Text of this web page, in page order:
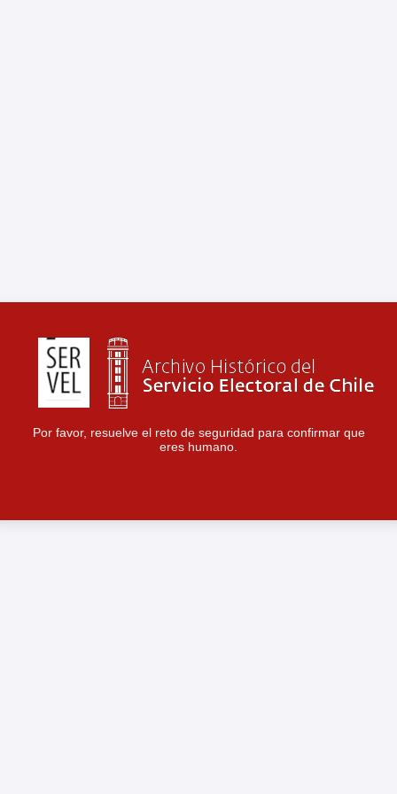
Por favor, resuelve el reto de seguridad para confirmar que
eres humano.